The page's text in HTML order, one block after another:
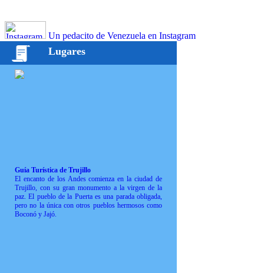
Un pedacito de Venezuela en Instagram
Lugares
Guía Turística de Trujillo
El encanto de los Andes comienza en la ciudad de
Trujillo, con su gran monumento a la virgen de la
paz. El pueblo de la Puerta es una parada obligada,
pero no la única con otros pueblos hermosos como
Boconó y Jajó.